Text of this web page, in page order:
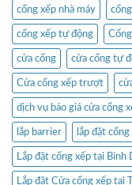
cổng xếp nhà máy
cổng xếp tự động
cửa cổng cửa cổng tự
Cửa cổng xếp trượt
dịch vụ báo giá cửa cổng
lắp barrier lắp đặt
Lắp đặt cổng xếp tại Bình
Lắp đặt Cửa cổng xếp